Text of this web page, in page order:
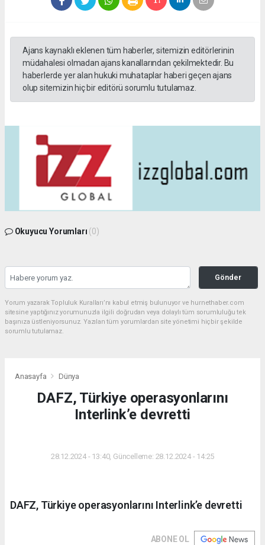
Ajans kaynaklı eklenen tüm haberler, sitemizin editörlerinin
müdahalesi olmadan ajans kanallarından çekilmektedir. Bu
haberlerde yer alan hukuki muhataplar haberi geçen ajans
olup sitemizin hiç bir editörü sorumlu tutulamaz.
Okuyucu Yorumları (0)
Gönder
Yorum yazarak Topluluk Kuralları’nı kabul etmiş bulunuyor ve hurnethaber.com
sitesine yaptığınız yorumunuzla ilgili doğrudan veya dolaylı tüm sorumluluğu tek
başınıza üstleniyorsunuz. Yazılan tüm yorumlardan site yönetimi hiçbir şekilde
sorumlu tutulamaz.
Anasayfa Dünya
DAFZ, Türkiye operasyonlarını
Interlink’e devretti
28.12.2024 - 13:40, Güncelleme: 28.12.2024 - 14:25
DAFZ, Türkiye operasyonlarını Interlink’e devretti
ABONE OL